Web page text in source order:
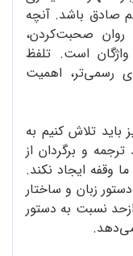
صادق باشد. آنچه
روان صحبت‌کردن،
است. تلفظ
رسمی‌تر، اهمیت
تلاش کنیم به
ترجمه و برگردان از
وقفه ایجاد نکند.
زبان و ساختار
نسبت به دستور